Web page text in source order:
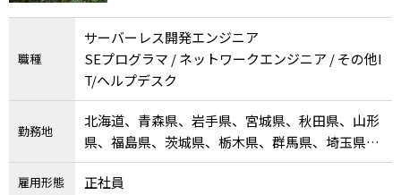
職種
サーバーレス開発エンジニア
SEプログラマ / ネットワークエンジニア / その他I
T/ヘルプデスク
勤務地
北海道、青森県、岩手県、宮城県、秋田県、山形
県、福島県、茨城県、栃木県、群馬県、埼玉県、
千葉県、東京都、神奈川県、新潟県、富山県、石
川県、福井県、山梨県、長野県、岐阜県、静岡
雇用形態 正社員